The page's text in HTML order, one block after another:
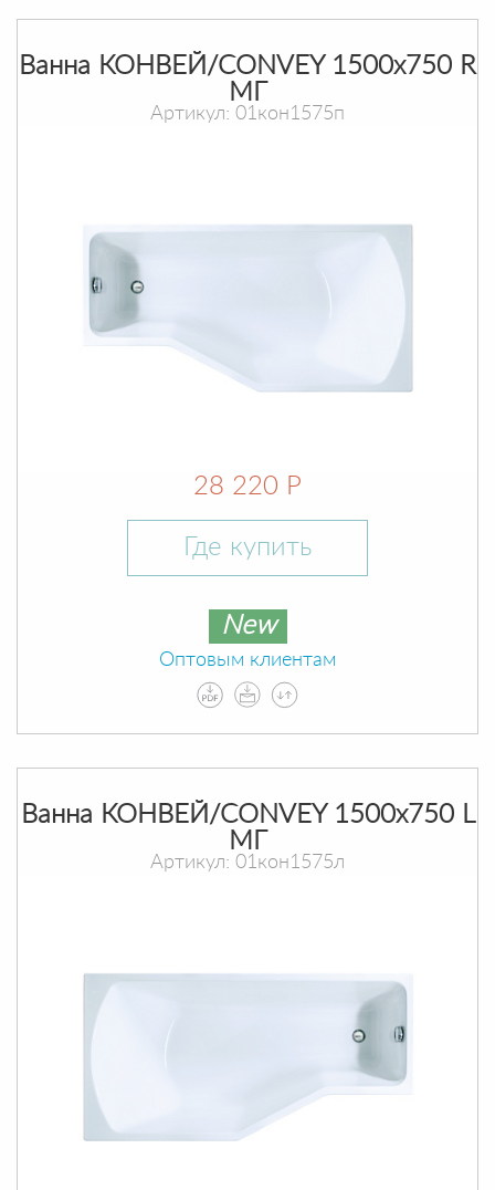
Ванна КОНВЕЙ/CONVEY 1500х750 R
МГ
Артикул: 01кон1575п
28 220 Р
Где купить
New
Оптовым клиентам
Ванна КОНВЕЙ/CONVEY 1500х750 L
МГ
Артикул: 01кон1575л